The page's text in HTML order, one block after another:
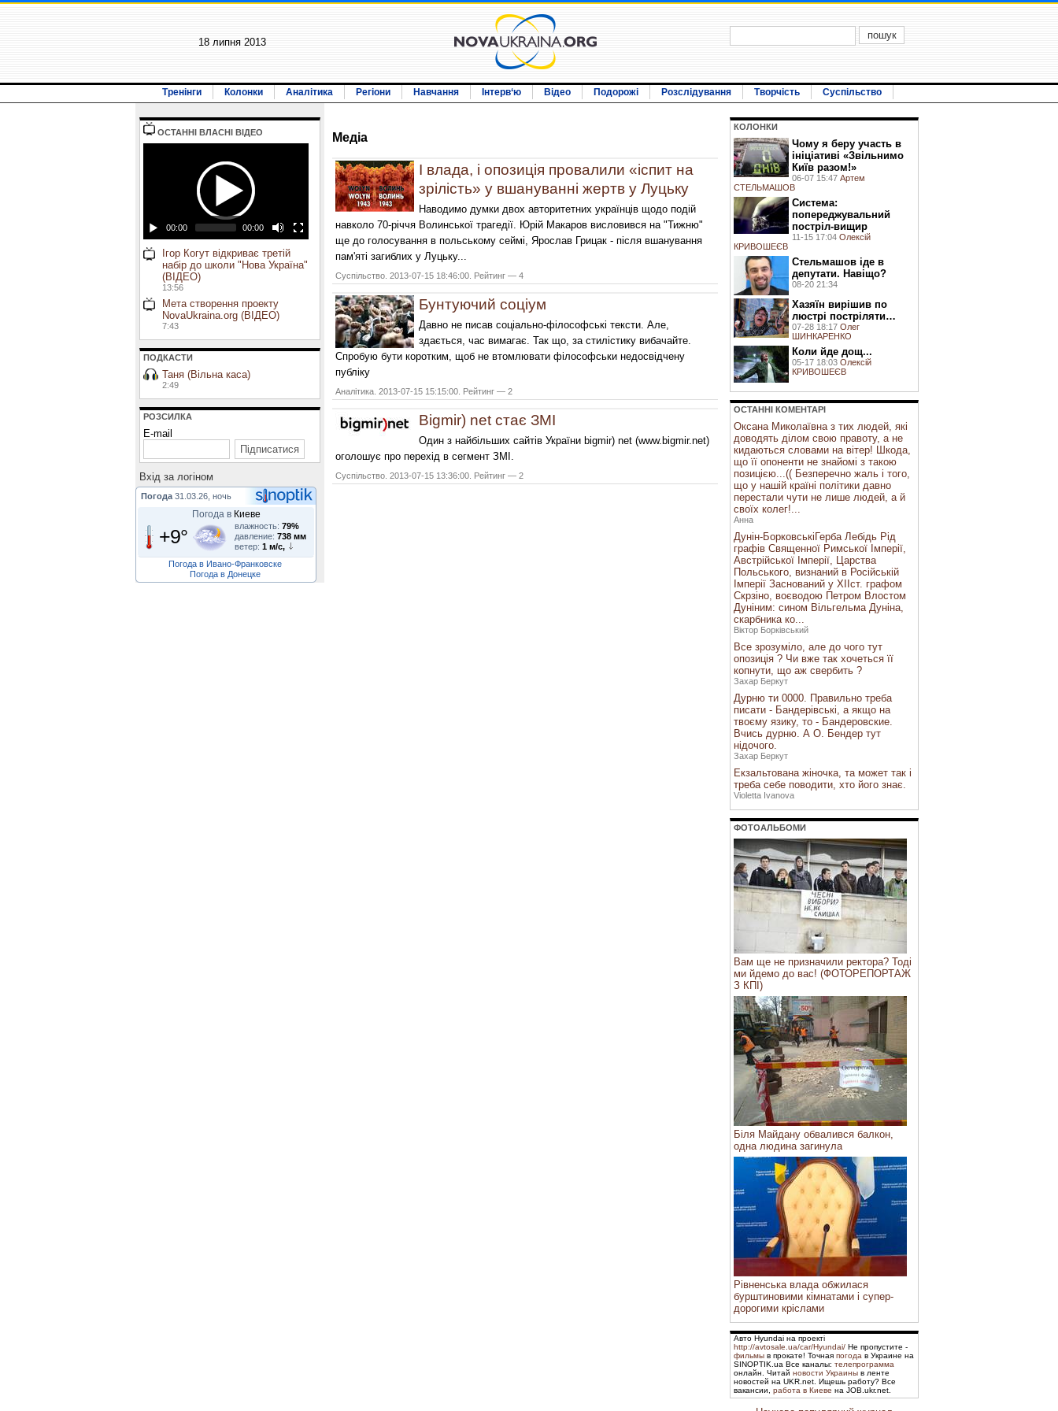
18 липня 2013
Тренінги Колонки Аналітика Регіони Навчання Інтерв‘ю Відео Подорожі Розслідування Творчість Суспільство
ОСТАННI ВЛАСНI ВIДЕО
00:00 00:00
Ігор Когут відкриває третій
набір до школи "Нова Україна"
(ВІДЕО)
13:56
Мета створення проекту
NovaUkraina.org (ВІДЕО)
7:43
ПОДКАСТИ
Таня (Вільна каса)
2:49
РОЗСИЛКА
E-mail
Вхiд за логiном
Погода 31.03.26, ночь
Погода в Киеве
+9° влажность: 79%
давление: 738 мм
ветер: 1 м/с,
Погода в Ивано-Франковске
Погода в Донецке
Медiа
І влада, і опозиція провалили «іспит на
зрілість» у вшануванні жертв у Луцьку
Наводимо думки двох авторитетних українців щодо подій
навколо 70-річчя Волинської трагедії. Юрій Макаров висловився на "Тижню"
ще до голосування в польському сеймі, Ярослав Грицак - після вшанування
пам'яті загиблих у Луцьку...
Суспільство. 2013-07-15 18:46:00. Рейтинг — 4
Бунтуючий соціум
Давно не писав соціально-філософські тексти. Але,
здається, час вимагає. Так що, за стилістику вибачайте.
Спробую бути коротким, щоб не втомлювати філософськи недосвідчену
публіку
Аналітика. 2013-07-15 15:15:00. Рейтинг — 2
Bigmir) net стає ЗМІ
Один з найбільших сайтів України bigmir) net (www.bigmir.net)
оголошує про перехід в сегмент ЗМІ.
Суспільство. 2013-07-15 13:36:00. Рейтинг — 2
КОЛОНКИ
Чому я беру участь в
ініціативі «Звільнимо
Київ разом!»
06-07 15:47 Артем
СТЕЛЬМАШОВ
Система:
попереджувальний
постріл-вищир
11-15 17:04 Олексій
КРИВОШЕЄВ
Стельмашов іде в
депутати. Навіщо?
08-20 21:34
Хазяїн вирішив по
люстрі постріляти…
07-28 18:17 Олег
ШИНКАРЕНКО
Коли йде дощ...
05-17 18:03 Олексій
КРИВОШЕЄВ
ОСТАННI КОМЕНТАРI
Оксана Миколаївна з тих людей, які
доводять ділом свою правоту, а не
кидаються словами на вітер! Шкода,
що її опоненти не знайомі з такою
позицією...(( Безперечно жаль і того,
що у нашій країні політики давно
перестали чути не лише людей, а й
своїх колег!...
Анна
Дунін-БорковськіГерба Лебідь Рід
графів Священної Римської Імперії,
Австрійської Імперії, Царства
Польського, визнаний в Російській
Імперії Заснований у ХІІст. графом
Скрзіно, воєводою Петром Влостом
Дуніним: сином Вільгельма Дуніна,
скарбника ко...
Віктор Борківський
Все зрозуміло, але до чого тут
опозиція ? Чи вже так хочеться її
копнути, що аж свербить ?
Захар Беркут
Дурню ти 0000. Правильно треба
писати - Бандерівські, а якщо на
твоєму язику, то - Бандеровские.
Вчись дурню. А О. Бендер тут
нідочого.
Захар Беркут
Екзальтована жіночка, та может так і
треба себе поводити, хто його знає.
Violetta Ivanova
ФОТОАЛЬБОМИ
Вам ще не призначили ректора? Тоді
ми йдемо до вас! (ФОТОРЕПОРТАЖ
З КПІ)
Біля Майдану обвалився балкон,
одна людина загинула
Рівненська влада обжилася
бурштиновими кімнатами і супер-
дорогими кріслами
Авто Hyundai на проекті
http://avtosale.ua/car/Hyundai/ Не пропустите -
фильмы в прокате! Точная погода в Украине на
SINOPTIK.ua Все каналы: телепрограмма
онлайн. Читай новости Украины в ленте
новостей на UKR.net. Ищешь работу? Все
вакансии, работа в Киеве на JOB.ukr.net.